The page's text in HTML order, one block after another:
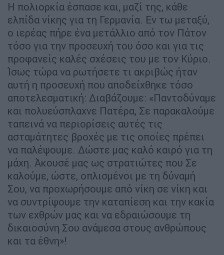
Η πολιορκία έσπασε και, μαζί της, κάθε
ελπίδα νίκης για τη Γερμανία. Εν τω μεταξύ,
ο ιερέας πήρε ένα μετάλλιο από τον Πάτον
τόσο για την προσευχή του όσο και για τις
προφανείς καλές σχέσεις του με τον Κύριο.
Ίσως τώρα να ρωτήσετε τι ακριβώς ήταν
αυτή η προσευχή που αποδείχθηκε τόσο
αποτελεσματική: Διαβάζουμε: «Παντοδύναμε
και πολυεύσπλαχνε Πατέρα, Σε παρακαλούμε
ταπεινά να περιορίσεις αυτές τις
ασταμάτητες βροχές με τις οποίες πρέπει
να παλέψουμε. Δώστε μας καλό καιρό για τη
μάχη. Άκουσέ μας ως στρατιώτες που Σε
καλούμε, ώστε, οπλισμένοι με τη δύναμή
Σου, να προχωρήσουμε από νίκη σε νίκη και
να συντρίψουμε την καταπίεση και την κακία
των εχθρών μας και να εδραιώσουμε τη
δικαιοσύνη Σου ανάμεσα στους ανθρώπους
και τα έθνη»!